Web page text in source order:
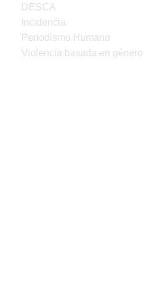
DESCA
Incidencia
Periodismo Humano
Violencia basada en género